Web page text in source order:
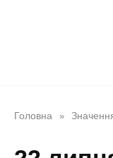
Головна »